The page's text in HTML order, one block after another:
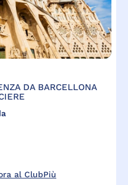
DA BARCELLONA
al ClubPiù